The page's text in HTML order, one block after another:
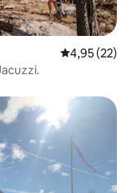
4,95 (22)